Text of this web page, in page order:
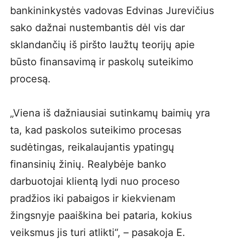
bankininkystės vadovas Edvinas Jurevičius
sako dažnai nustembantis dėl vis dar
sklandančių iš piršto laužtų teorijų apie
būsto finansavimą ir paskolų suteikimo
procesą.
„Viena iš dažniausiai sutinkamų baimių yra
ta, kad paskolos suteikimo procesas
sudėtingas, reikalaujantis ypatingų
finansinių žinių. Realybėje banko
darbuotojai klientą lydi nuo proceso
pradžios iki pabaigos ir kiekvienam
žingsnyje paaiškina bei pataria, kokius
veiksmus jis turi atlikti“, – pasakoja E.